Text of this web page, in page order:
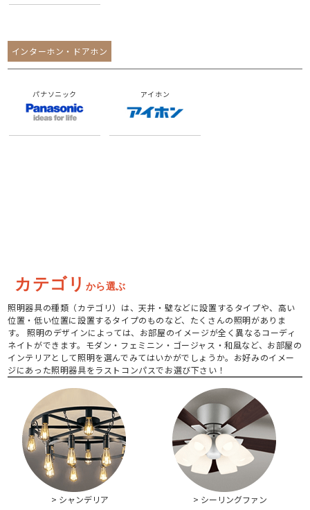
インターホン・ドアホン
パナソニック アイホン
カテゴリ から選ぶ
照明器具の種類（カテゴリ）は、天井・壁などに設置するタイプや、高い
位置・低い位置に設置するタイプのものなど、たくさんの照明がありま
す。 照明のデザインによっては、お部屋のイメージが全く異なるコーディ
ネイトができます。モダン・フェミニン・ゴージャス・和風など、お部屋の
インテリアとして照明を選んでみてはいかがでしょうか。お好みのイメー
ジにあった照明器具をラストコンパスでお選び下さい！
> シャンデリア > シーリングファン